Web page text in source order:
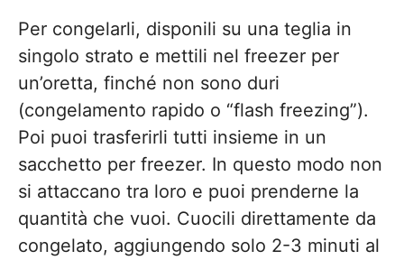
Per congelarli, disponili su una teglia in
singolo strato e mettili nel freezer per
un’oretta, finché non sono duri
(congelamento rapido o “flash freezing”).
Poi puoi trasferirli tutti insieme in un
sacchetto per freezer. In questo modo non
si attaccano tra loro e puoi prenderne la
quantità che vuoi. Cuocili direttamente da
congelato, aggiungendo solo 2-3 minuti al